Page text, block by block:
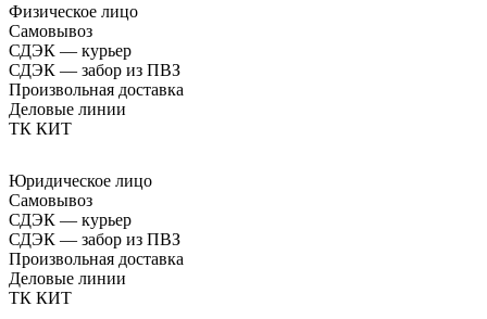
Физическое лицо
Самовывоз
СДЭК — курьер
СДЭК — забор из ПВЗ
Произвольная доставка
Деловые линии
ТК КИТ
Юридическое лицо
Самовывоз
СДЭК — курьер
СДЭК — забор из ПВЗ
Произвольная доставка
Деловые линии
ТК КИТ